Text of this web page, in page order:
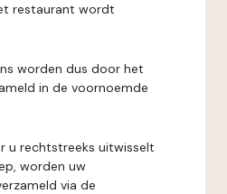
restaurant wordt
worden dus door het
in de voornoemde
u rechtstreeks uitwisselt
worden uw
via de